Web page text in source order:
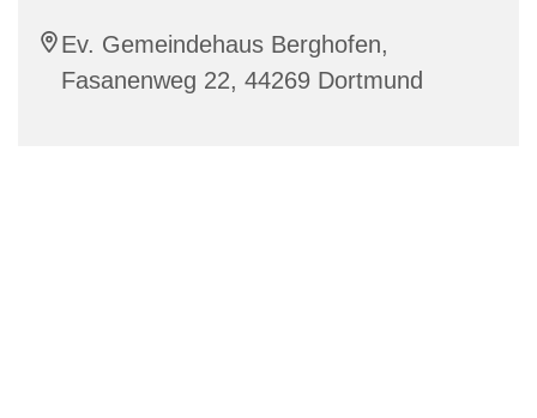
Ev. Gemeindehaus Berghofen,
Fasanenweg 22, 44269 Dortmund